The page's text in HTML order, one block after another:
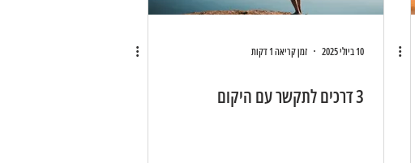
10 ביולי 2025 זמן קריאה 1 דקות
3 דרכים לתקשר עם היקום